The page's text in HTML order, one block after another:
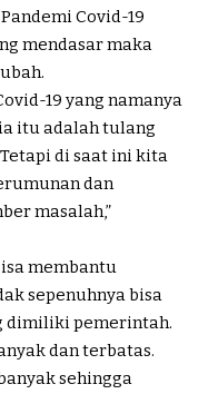
Covid-19
mendasar maka
19 yang namanya
itu adalah tulang
di saat ini kita
dan
masalah,”
membantu
sepenuhnya bisa
dimiliki pemerintah.
dan terbatas.
sehingga